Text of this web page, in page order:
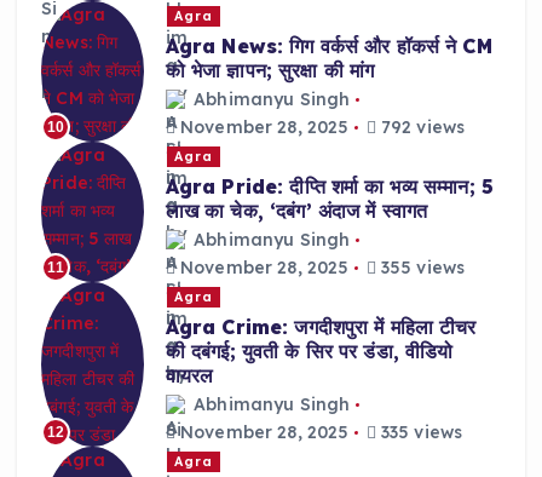
10
Agra
Agra News: गिग वर्कर्स और हॉकर्स ने CM
को भेजा ज्ञापन; सुरक्षा की मांग
Abhimanyu Singh
November 28, 2025
792 views
11
Agra
Agra Pride: दीप्ति शर्मा का भव्य सम्मान; 5
लाख का चेक, ‘दबंग’ अंदाज में स्वागत
Abhimanyu Singh
November 28, 2025
355 views
12
Agra
Agra Crime: जगदीशपुरा में महिला टीचर
की दबंगई; युवती के सिर पर डंडा, वीडियो
वायरल
Abhimanyu Singh
November 28, 2025
335 views
Agra